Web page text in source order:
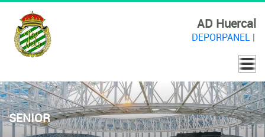
AD Huercal
DEPORPANEL|
SENIOR